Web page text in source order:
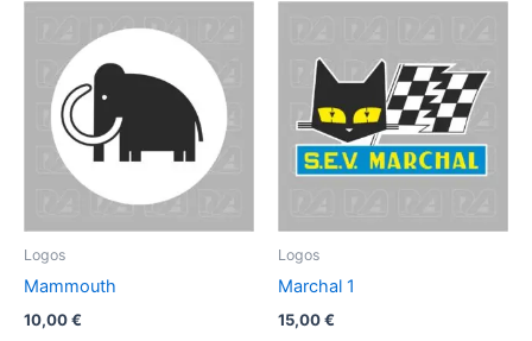
Logos
Mammouth
10,00€
Logos
Marchal 1
15,00€